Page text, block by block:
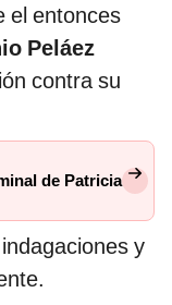
el entonces
Peláez
contra su
de Patricia
y